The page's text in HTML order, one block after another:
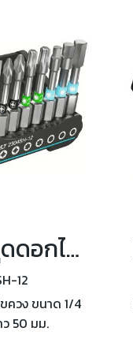
HAZET ชุดดอกไขควง SmartHolder 8 ชิ้น/ชุด รุ่น 2304SH-12
12
ควง ขนาด 1/4
50 มม.